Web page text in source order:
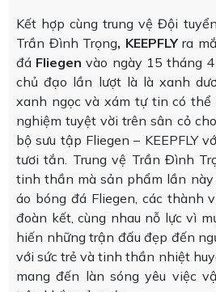
Kết hợp cùng trung vệ Đội
Trần Đình Trọng, KEEPFLYra
đá Fliegen vào ngày 15 tháng
chủ đạo lần lượt là là xanh
xanh ngọc và xám tự tin có
nghiệm tuyệt vời trên sân cỏ
bộ sưu tập Fliegen – KEEPFLY
tươi tắn. Trung vệ Trần Đình
tinh thần mà sản phẩm lần này
áo bóng đá Fliegen, các thành
đoàn kết, cùng nhau nỗ lực vì
hiến những trận đấu đẹp đến
với sức trẻ và tinh thần nhiệt
mang đến làn sóng yêu việc